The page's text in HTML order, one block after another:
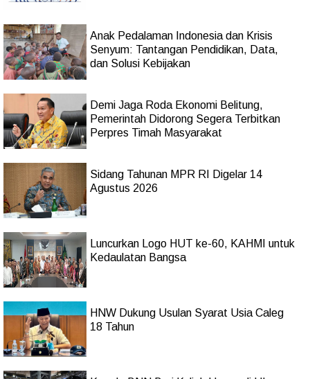
Anak Pedalaman Indonesia dan Krisis
Senyum: Tantangan Pendidikan, Data,
dan Solusi Kebijakan
Demi Jaga Roda Ekonomi Belitung,
Pemerintah Didorong Segera Terbitkan
Perpres Timah Masyarakat
Sidang Tahunan MPR RI Digelar 14
Agustus 2026
Luncurkan Logo HUT ke-60, KAHMI untuk
Kedaulatan Bangsa
HNW Dukung Usulan Syarat Usia Caleg
18 Tahun